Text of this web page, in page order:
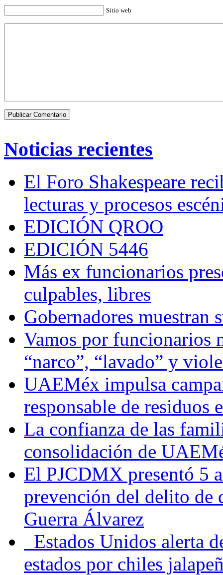
Sitio web
Noticias recientes
El Foro Shakespeare
lecturas y procesos
EDICIÓN QROO
EDICIÓN 5446
Más ex funcionarios
culpables, libres
Gobernadores muestran
Vamos por funcionarios
“narco”, “lavado” y
UAEMéx impulsa
responsable de residuos
La confianza de las
consolidación de
El PJCDMX presentó 5
prevención del delito de
Guerra Álvarez
Estados Unidos alerta
estados por chiles